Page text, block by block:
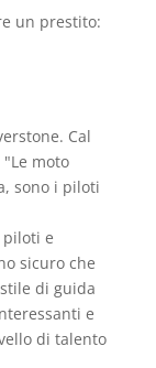
un prestito:
Cal
moto
sono i piloti
piloti e
sicuro che
di guida
e
di talento